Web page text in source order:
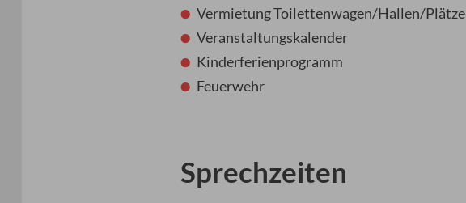
Vermietung Toilettenwagen/Hallen/Plätze
Veranstaltungskalender
Kinderferienprogramm
Feuerwehr
Sprechzeiten